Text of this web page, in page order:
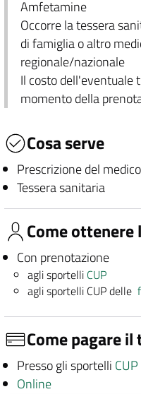
Amfetamine
Occorre la tessera
di famiglia o altro
regionale/nazionale
Il costo dell'eventuale
momento della
Cosa serve
Prescrizione del medico
Tessera sanitaria
Come
Con prenotazione
agli sportelli CUP
agli sportelli CUP delle
Come pagare
Presso gli sportelli CUP
Online